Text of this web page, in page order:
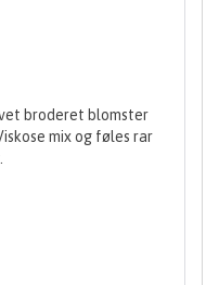
broderet blomster
mix og føles rar